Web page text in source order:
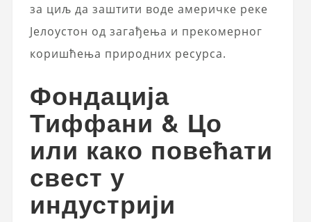
за циљ да заштити воде америчке реке
Јелоустон од загађења и прекомерног
коришћења природних ресурса.
Фондација
Тиффани & Цо
или како повећати
свест у
индустрији